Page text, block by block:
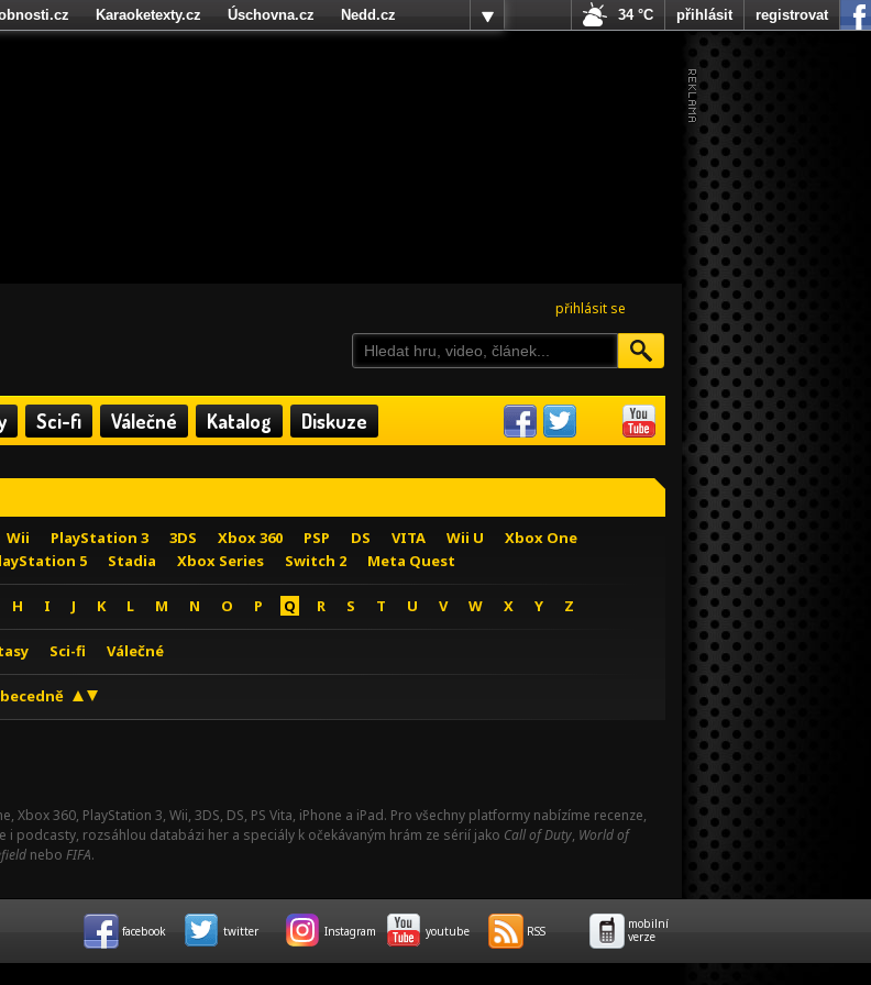
přihlásit se
Sci-fi Válečné Katalog Diskuze
Wii PlayStation 3 3DS Xbox 360 PSP DS VITA Wii U
Xbox One
5 Stadia Xbox Series Switch 2 Meta Quest
H I J K L M N O P Q R S T U V W X Y Z
Sci-fi Válečné
Xbox 360, PlayStation 3, Wii, 3DS, DS, PS Vita, iPhone a iPad. Pro všechny platformy nabízíme recenze,
podcasty, rozsáhlou databázi her a speciály k očekávaným hrám ze sérií jako Call of Duty, World of
nebo FIFA.
Karaoketexty.cz Úschovna.cz
Nedd.cz
34 °C přihlásit registrovat
facebook twitter Instagram youtube RSS
mobilní
verze